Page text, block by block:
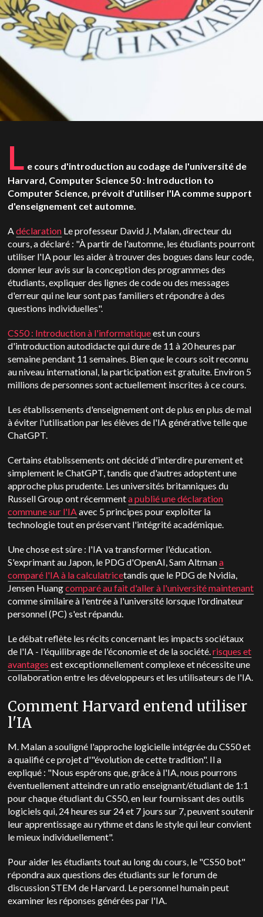
L e cours d'introduction au codage de l'université de
Harvard, Computer Science 50 : Introduction to
Computer Science, prévoit d'utiliser l'IA comme support
d'enseignement cet automne.
Adéclaration Le professeur David J. Malan, directeur du
cours, a déclaré : "À partir de l'automne, les étudiants pourront
utiliser l'IA pour les aider à trouver des bogues dans leur code,
donner leur avis sur la conception des programmes des
étudiants, expliquer des lignes de code ou des messages
d'erreur qui ne leur sont pas familiers et répondre à des
questions individuelles".
CS50 : Introduction à l'informatiqueest un cours
d'introduction autodidacte qui dure de 11 à 20 heures par
semaine pendant 11 semaines. Bien que le cours soit reconnu
au niveau international, la participation est gratuite. Environ 5
millions de personnes sont actuellement inscrites à ce cours.
Les établissements d'enseignement ont de plus en plus de mal
à éviter l'utilisation par les élèves de l'IA générative telle que
ChatGPT.
Certains établissements ont décidé d'interdire purement et
simplement le ChatGPT, tandis que d'autres adoptent une
approche plus prudente. Les universités britanniques du
Russell Group ont récemmenta publié une déclaration
commune sur l'IAavec 5 principes pour exploiter la
technologie tout en préservant l'intégrité académique.
Une chose est sûre : l'IA va transformer l'éducation.
S'exprimant au Japon, le PDG d'OpenAI, Sam Altmana
comparé l'IA à la calculatricetandis que le PDG de Nvidia,
Jensen Huangcomparé au fait d'aller à l'université maintenant
comme similaire à l'entrée à l'université lorsque l'ordinateur
personnel (PC) s'est répandu.
Le débat reflète les récits concernant les impacts sociétaux
de l'IA - l'équilibrage de l'économie et de la société.risques et
avantages est exceptionnellement complexe et nécessite une
collaboration entre les développeurs et les utilisateurs de l'IA.
Comment Harvard entend utiliser
l'IA
M. Malan a souligné l'approche logicielle intégrée du CS50 et
a qualifié ce projet d'"évolution de cette tradition". Il a
expliqué : "Nous espérons que, grâce à l'IA, nous pourrons
éventuellement atteindre un ratio enseignant/étudiant de 1:1
pour chaque étudiant du CS50, en leur fournissant des outils
logiciels qui, 24 heures sur 24 et 7 jours sur 7, peuvent soutenir
leur apprentissage au rythme et dans le style qui leur convient
le mieux individuellement".
Pour aider les étudiants tout au long du cours, le "CS50 bot"
répondra aux questions des étudiants sur le forum de
discussion STEM de Harvard. Le personnel humain peut
examiner les réponses générées par l'IA.